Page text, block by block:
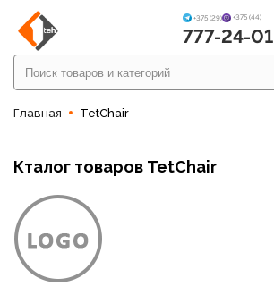
+375 (29) +375 (44)
777-24-01
Главная TetChair
Кталог товаров TetChair